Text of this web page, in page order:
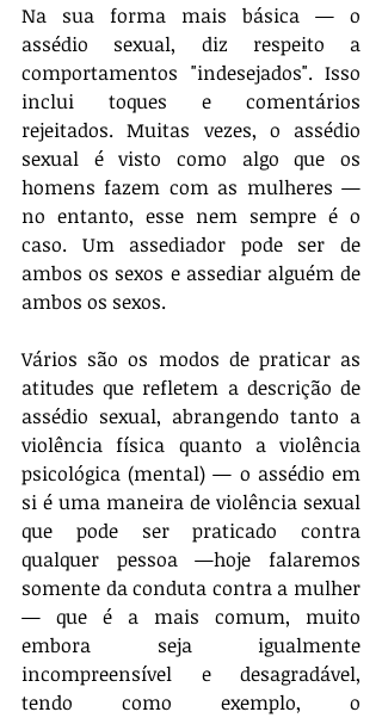
Na sua forma mais básica — o
assédio sexual, diz respeito a
comportamentos "indesejados". Isso
inclui toques e comentários
rejeitados. Muitas vezes, o assédio
sexual é visto como algo que os
homens fazem com as mulheres —
no entanto, esse nem sempre é o
caso. Um assediador pode ser de
ambos os sexos e assediar alguém de
ambos os sexos.
Vários são os modos de praticar as
atitudes que refletem a descrição de
assédio sexual, abrangendo tanto a
violência física quanto a violência
psicológica (mental) — o assédio em
si é uma maneira de violência sexual
que pode ser praticado contra
qualquer pessoa —hoje falaremos
somente da conduta contra a mulher
— que é a mais comum, muito
embora seja igualmente
incompreensível e desagradável,
tendo como exemplo, o